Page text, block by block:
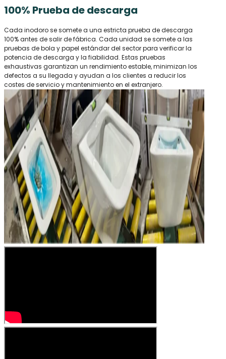
100% Prueba de descarga
Cada inodoro se somete a una estricta prueba de descarga
100% antes de salir de fábrica. Cada unidad se somete a las
pruebas de bola y papel estándar del sector para verificar la
potencia de descarga y la fiabilidad. Estas pruebas
exhaustivas garantizan un rendimiento estable, minimizan los
defectos a su llegada y ayudan a los clientes a reducir los
costes de servicio y mantenimiento en el extranjero.